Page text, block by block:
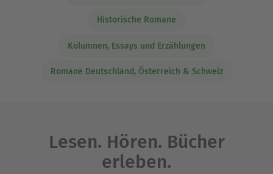
Historische Romane
Kolumnen, Essays und Erzählungen
Romane Deutschland, Österreich & Schweiz
Lesen. Hören. Bücher
erleben.